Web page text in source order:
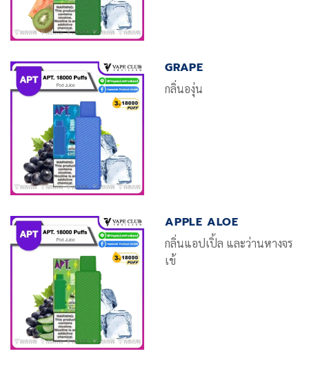
GRAPE
กลิ่นองุ่น
APPLE ALOE
กลิ่นแอปเปิ้ล และว่านหางจร
เข้